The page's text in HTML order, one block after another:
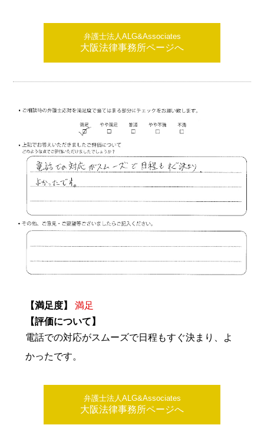
弁護士法人ALG&Associates
大阪法律事務所ページへ
【満足度】
満足
【評価について】
電話での対応がスムーズで日程もすぐ決まり、よ
かったです。
弁護士法人ALG&Associates
大阪法律事務所ページへ